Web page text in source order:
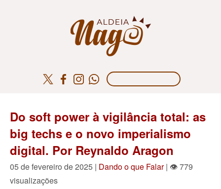
Do soft power à vigilância total: as
big techs e o novo imperialismo
digital. Por Reynaldo Aragon
05 de fevereiro de 2025 | Dando o que Falar| 👁 779
visualizações